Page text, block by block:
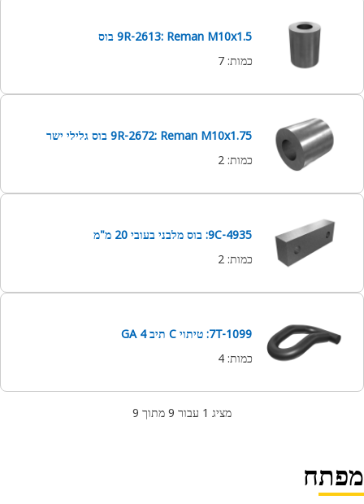
9R-2613: Reman M10x1.5 בוס
כמות:
7
9R-2672: Reman M10x1.75 בוס גלילי ישר
כמות:
2
9C-4935: בוס מלבני בעובי 20 מ"מ
כמות:
2
7T-1099: טיתוי C תיב 4 GA
כמות:
4
מציג 1 עבור 9 מתוך 9